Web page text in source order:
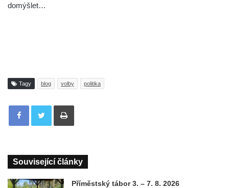
domýšlet…
Tagy blog volby politika
Tisknout
Související články
Příměstský tábor 3. – 7. 8. 2026